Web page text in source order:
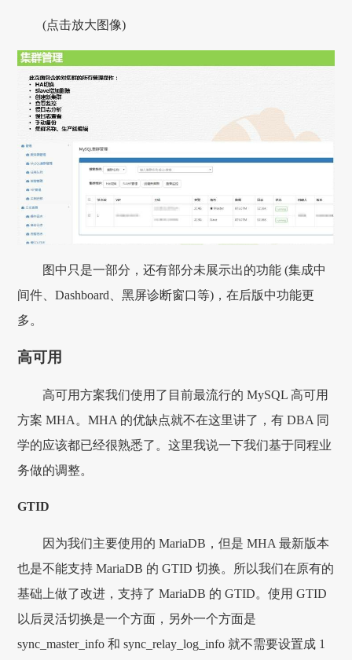
(点击放大图像)
图中只是一部分，还有部分未展示出的功能 (集成中
间件、Dashboard、黑屏诊断窗口等)，在后版中功能更
多。
高可用
高可用方案我们使用了目前最流行的 MySQL 高可用
方案 MHA。MHA 的优缺点就不在这里讲了，有 DBA 同
学的应该都已经很熟悉了。这里我说一下我们基于同程业
务做的调整。
GTID
因为我们主要使用的 MariaDB，但是 MHA 最新版本
也是不能支持 MariaDB 的 GTID 切换。所以我们在原有的
基础上做了改进，支持了 MariaDB 的 GTID。使用 GTID
以后灵活切换是一个方面，另外一个方面是
sync_master_info 和 sync_relay_log_info 就不需要设置成 1